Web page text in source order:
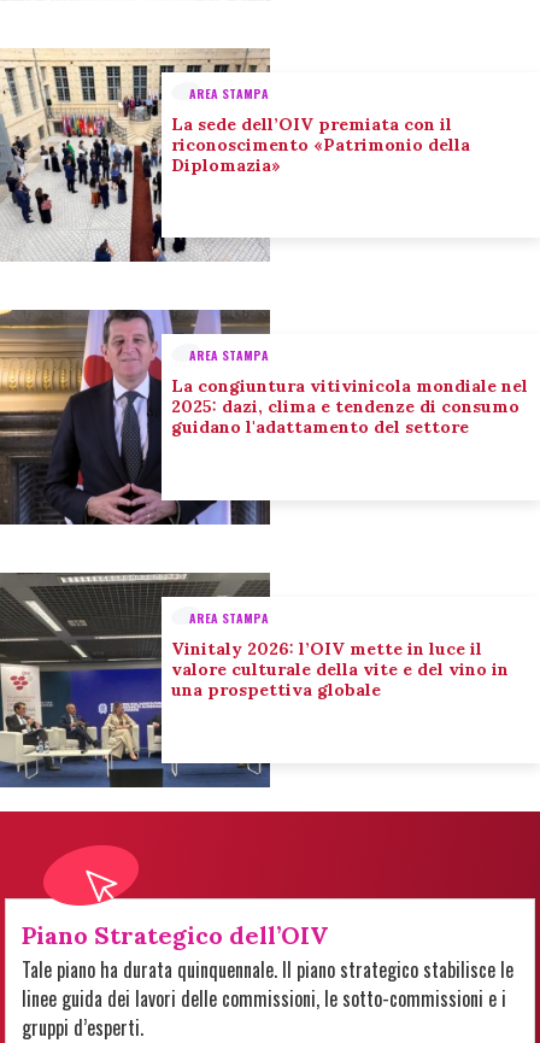
AREA STAMPA
La sede dell’OIV premiata con il
riconoscimento «Patrimonio della
Diplomazia»
AREA STAMPA
La congiuntura vitivinicola mondiale nel
2025: dazi, clima e tendenze di consumo
guidano l'adattamento del settore
AREA STAMPA
Vinitaly 2026: l’OIV mette in luce il
valore culturale della vite e del vino in
una prospettiva globale
Piano Strategico dell’OIV
Tale piano ha durata quinquennale. Il piano strategico stabilisce le
linee guida dei lavori delle commissioni, le sotto-commissioni e i
gruppi d’esperti.